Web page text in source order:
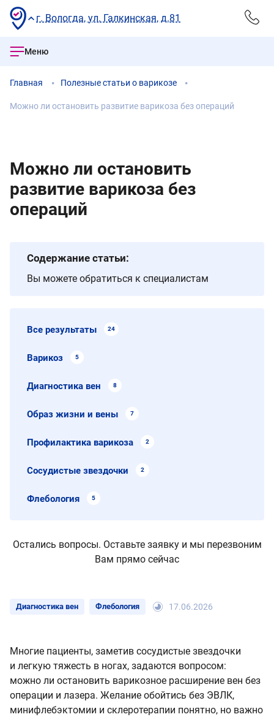
г. Вологда, ул. Галкинская, д.81
Меню
Главная Полезные статьи о варикозе
Можно ли остановить развитие варикоза без операций
Можно ли остановить
развитие варикоза без
операций
Диагностика вен Флебология 17.06.2026
Многие пациенты, заметив сосудистые звездочки
и легкую тяжесть в ногах, задаются вопросом:
можно ли остановить варикозное расширение вен без
операции и лазера. Желание обойтись без ЭВЛК,
минифлебэктомии и склеротерапии понятно, но важно
Содержание статьи:
Вы можете обратиться к специалистам
Все результаты 24
Варикоз 5
Диагностика вен 8
Образ жизни и вены 7
Профилактика варикоза 2
Сосудистые звездочки 2
Флебология 5
Остались вопросы. Оставьте заявку и мы перезвоним
Вам прямо сейчас